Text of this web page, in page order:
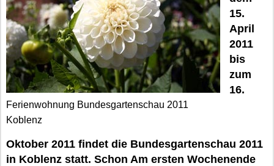
Ferienwohnung Bundesgartenschau 2011
Koblenz
15.
April
2011
bis
zum
16.
Oktober 2011 findet die Bundesgartenschau 2011
in Koblenz statt. Schon Am ersten Wochenende